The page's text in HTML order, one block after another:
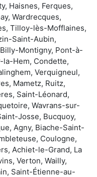
Haisnes, Ferques,
Wardrecques,
Tilloy-lès-Mofflaines,
Saint-Aubin,
Montigny, Pont-à-
Hem, Condette,
Verquigneul,
Mametz, Ruitz,
Saint-Léonard,
Wavrans-sur-
Josse, Bucquoy,
Agny, Biache-Saint-
Coulogne,
Achiet-le-Grand, La
Verton, Wailly,
Saint-Étienne-au-